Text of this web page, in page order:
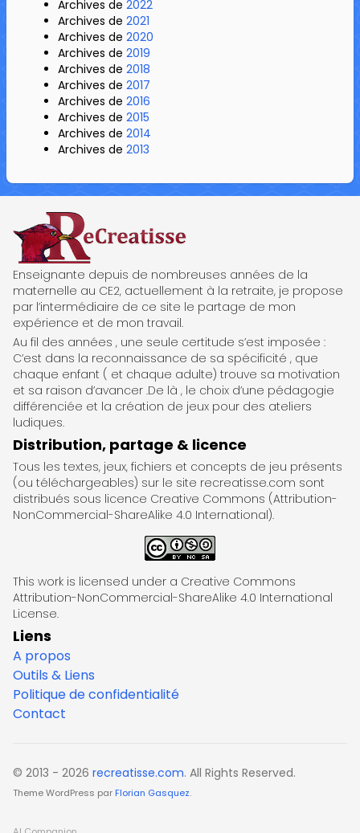
Archives de 2022
Archives de 2021
Archives de 2020
Archives de 2019
Archives de 2018
Archives de 2017
Archives de 2016
Archives de 2015
Archives de 2014
Archives de 2013
ReCreatisse
Enseignante depuis de nombreuses années de la
maternelle au CE2, actuellement à la retraite, je propose
par l’intermédiaire de ce site le partage de mon
expérience et de mon travail.
Au fil des années , une seule certitude s’est imposée :
C’est dans la reconnaissance de sa spécificité , que
chaque enfant ( et chaque adulte) trouve sa motivation
et sa raison d’avancer .De là , le choix d’une pédagogie
différenciée et la création de jeux pour des ateliers
ludiques.
Distribution, partage & licence
Tous les textes, jeux, fichiers et concepts de jeu présents
(ou téléchargeables) sur le site recreatisse.com sont
distribués sous licence Creative Commons (Attribution-
NonCommercial-ShareAlike 4.0 International).
This work is licensed under a Creative Commons
Attribution-NonCommercial-ShareAlike 4.0 International
License.
Liens
A propos
Outils & Liens
Politique de confidentialité
Contact
© 2013 - 2026 recreatisse.com. All Rights Reserved.
Theme WordPress par Florian Gasquez.